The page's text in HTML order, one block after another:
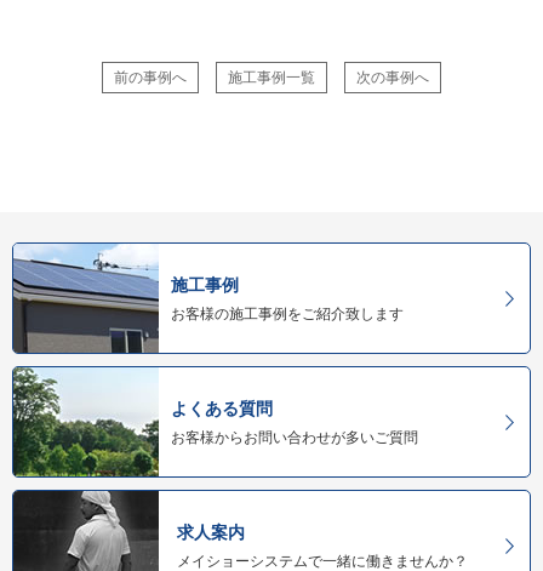
前の事例へ 施工事例一覧 次の事例へ
施工事例
お客様の施工事例をご紹介致します
よくある質問
お客様からお問い合わせが多いご質問
求人案内
メイショーシステムで一緒に働きませんか？